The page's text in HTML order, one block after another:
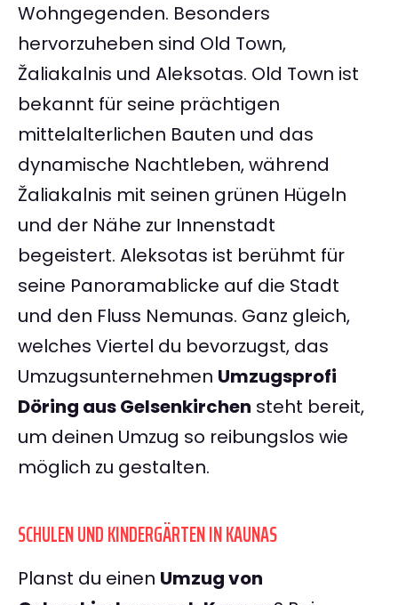
Wohngegenden. Besonders
hervorzuheben sind Old Town,
Žaliakalnis und Aleksotas. Old Town ist
bekannt für seine prächtigen
mittelalterlichen Bauten und das
dynamische Nachtleben, während
Žaliakalnis mit seinen grünen Hügeln
und der Nähe zur Innenstadt
begeistert. Aleksotas ist berühmt für
seine Panoramablicke auf die Stadt
und den Fluss Nemunas. Ganz gleich,
welches Viertel du bevorzugst, das
Umzugsunternehmen Umzugsprofi
Döring aus Gelsenkirchen steht bereit,
um deinen Umzug so reibungslos wie
möglich zu gestalten.
SCHULEN UND KINDERGÄRTEN IN KAUNAS
Planst du einen Umzug von